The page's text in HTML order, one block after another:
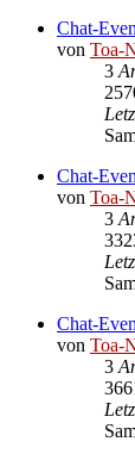
Chat-
von Toa-
3
Chat-
von Toa-
3
Chat-
von Toa-
3